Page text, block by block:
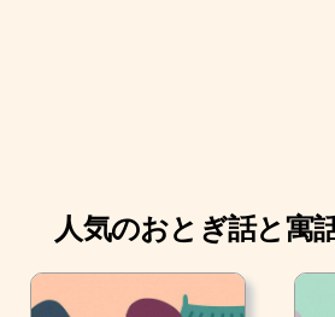
人気のおとぎ話と寓